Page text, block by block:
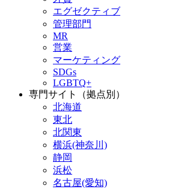
エグゼクティブ
管理部門
MR
営業
マーケティング
SDGs
LGBTQ+
専門サイト（拠点別）
北海道
東北
北関東
横浜(神奈川)
静岡
浜松
名古屋(愛知)